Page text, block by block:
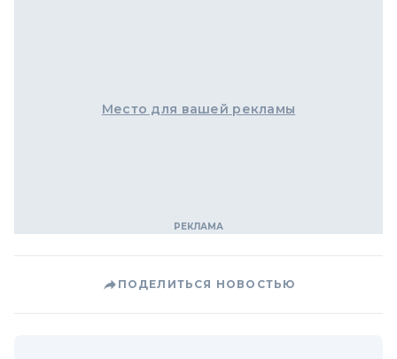
Место для вашей рекламы
ПОДЕЛИТЬСЯ НОВОСТЬЮ